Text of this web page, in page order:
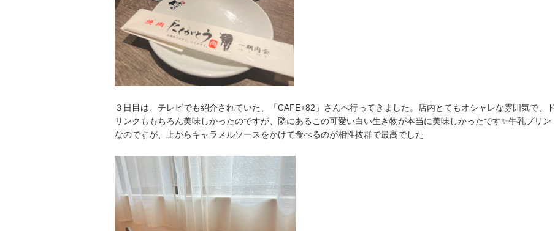
３日目は、テレビでも紹介されていた、「CAFE+82」さんへ行ってきました。店内とてもオシャレな雰囲気で、ド
リンクももちろん美味しかったのですが、隣にあるこの可愛い白い生き物が本当に美味しかったです✨牛乳プリン
なのですが、上からキャラメルソースをかけて食べるのが相性抜群で最高でした